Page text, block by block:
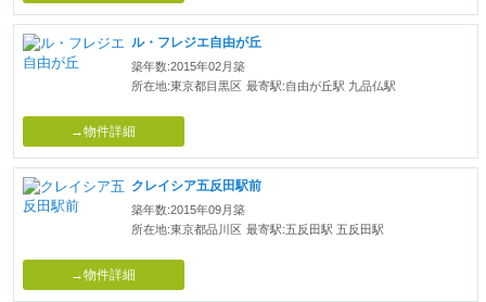
ル・フレジエ自由が丘
築年数:2015年02月築
所在地:東京都目黒区 最寄駅:自由が丘駅 九品仏駅
→物件詳細
クレイシア五反田駅前
築年数:2015年09月築
所在地:東京都品川区 最寄駅:五反田駅 五反田駅
→物件詳細